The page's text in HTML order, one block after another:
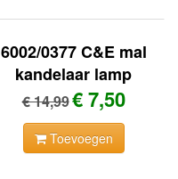
6002/0377 C&E mal
kandelaar lamp
€ 14,99€ 7,50
Toevoegen